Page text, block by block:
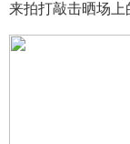
来拍打敲击晒场上